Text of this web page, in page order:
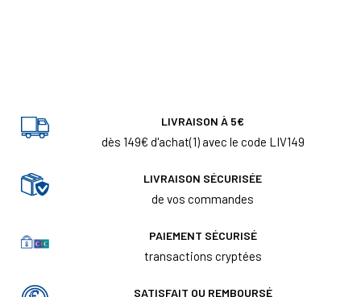
LIVRAISON À 5€
dès 149€ d'achat(1) avec le code LIV149
LIVRAISON SÉCURISÉE
de vos commandes
PAIEMENT SÉCURISÉ
transactions cryptées
SATISFAIT OU REMBOURSÉ